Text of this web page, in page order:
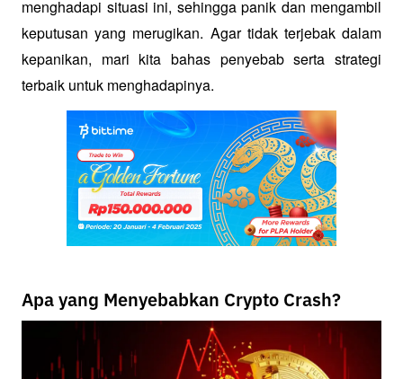
menghadapi situasi ini, sehingga panik dan mengambil
keputusan yang merugikan. Agar tidak terjebak dalam
kepanikan, mari kita bahas penyebab serta strategi
terbaik untuk menghadapinya.
Apa yang Menyebabkan Crypto Crash?